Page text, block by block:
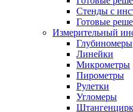
Стенды с
Готовые
Измерительный
Глубиномеры
Линейки
Микрометры
Пирометры
Рулетки
Угломеры